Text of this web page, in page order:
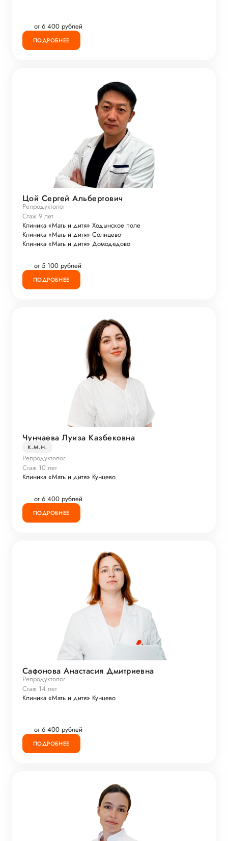
от 6 400 рублей
ПОДРОБНЕЕ
Цой Сергей Альбертович
Репродуктолог
Стаж 9 лет
Клиника «Мать и дитя» Ходынское поле
Клиника «Мать и дитя» Солнцево
Клиника «Мать и дитя» Домодедово
от 5 100 рублей
ПОДРОБНЕЕ
Чунчаева Луиза Казбековна
к.м.н.
Репродуктолог
Стаж 10 лет
Клиника «Мать и дитя» Кунцево
от 6 400 рублей
ПОДРОБНЕЕ
Сафонова Анастасия Дмитриевна
Репродуктолог
Стаж 14 лет
Клиника «Мать и дитя» Кунцево
от 6 400 рублей
ПОДРОБНЕЕ